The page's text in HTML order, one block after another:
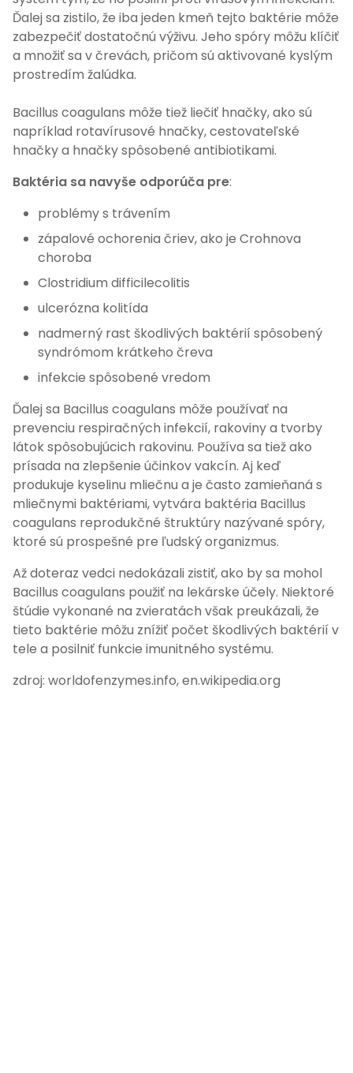
Ďalej sa zistilo, že iba jeden kmeň tejto baktérie môže
zabezpečiť dostatočnú výživu. Jeho spóry môžu klíčiť
a množiť sa v črevách, pričom sú aktivované kyslým
prostredím žalúdka.
Bacillus coagulans môže tiež liečiť hnačky, ako sú
napríklad rotavírusové hnačky, cestovateľské
hnačky a hnačky spôsobené antibiotikami.
Baktéria sa navyše odporúča pre:
problémy s trávením
zápalové ochorenia čriev, ako je Crohnova
choroba
Clostridium difficilecolitis
ulcerózna kolitída
nadmerný rast škodlivých baktérií spôsobený
syndrómom krátkeho čreva
infekcie spôsobené vredom
Ďalej sa Bacillus coagulans môže používať na
prevenciu respiračných infekcií, rakoviny a tvorby
látok spôsobujúcich rakovinu. Používa sa tiež ako
prísada na zlepšenie účinkov vakcín. Aj keď
produkuje kyselinu mliečnu a je často zamieňaná s
mliečnymi baktériami, vytvára baktéria Bacillus
coagulans reprodukčné štruktúry nazývané spóry,
ktoré sú prospešné pre ľudský organizmus.
Až doteraz vedci nedokázali zistiť, ako by sa mohol
Bacillus coagulans použiť na lekárske účely. Niektoré
štúdie vykonané na zvieratách však preukázali, že
tieto baktérie môžu znížiť počet škodlivých baktérií v
tele a posilniť funkcie imunitného systému.
zdroj: worldofenzymes.info, en.wikipedia.org